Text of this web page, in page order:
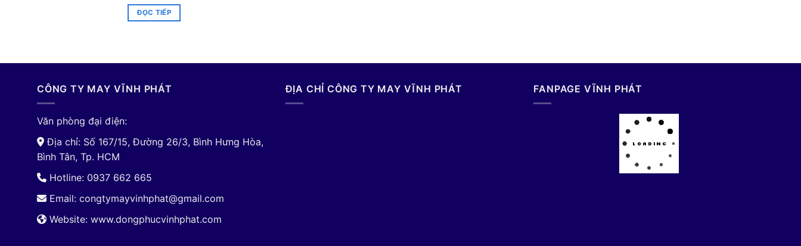
ĐỌC TIẾP
CÔNG TY MAY VĨNH PHÁT
Văn phòng đại điện:
Địa chỉ: Số 167/15, Đường 26/3, Bình Hưng Hòa,
Bình Tân, Tp. HCM
Hotline: 0937 662 665
Email: congtymayvinhphat@gmail.com
Website: www.dongphucvinhphat.com
ĐỊA CHỈ CÔNG TY MAY VĨNH PHÁT FANPAGE VĨNH PHÁT